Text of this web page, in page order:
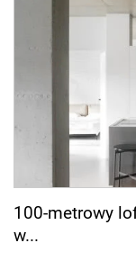
100-metrowy
w...